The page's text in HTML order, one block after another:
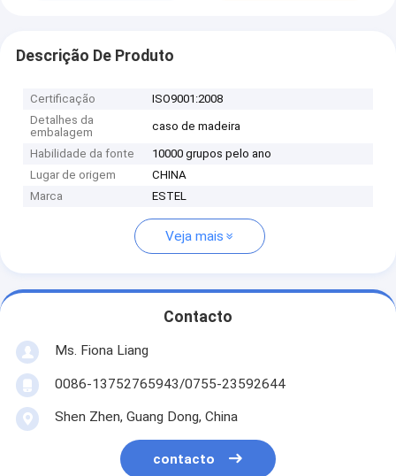
Descrição De Produto
Certificação
ISO9001:2008
Detalhes da
embalagem
caso de madeira
Habilidade da fonte
10000 grupos pelo ano
Lugar de origem
CHINA
Marca
ESTEL
Veja mais
Contacto
Ms. Fiona Liang
0086-13752765943/0755-23592644
Shen Zhen, Guang Dong, China
contacto